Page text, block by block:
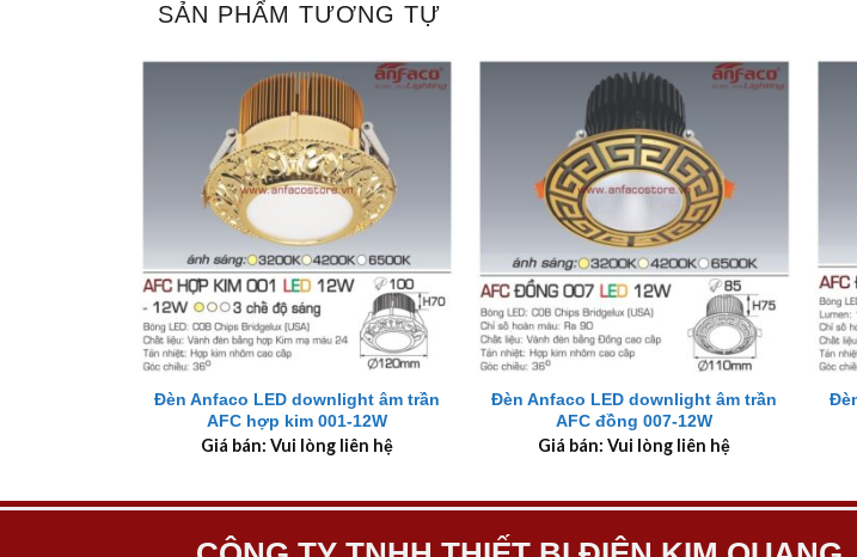
SẢN PHẨM TƯƠNG TỰ
+
Đèn Anfaco LED downlight âm trần
AFC hợp kim 001-12W
Giá bán: Vui lòng liên hệ
+
Đèn Anfaco LED downlight âm trần
AFC đồng 007-12W
Giá bán: Vui lòng liên hệ
+